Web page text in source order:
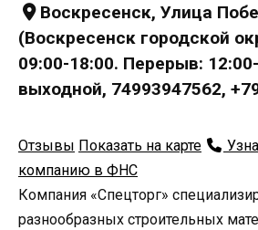
Воскресенск, Улица
(Воскресенск городской
09:00-18:00. Перерыв:
выходной, 74993947562,
Отзывы Показать на карте
компанию в ФНС
Компания «Спецторг»
разнообразных строительных